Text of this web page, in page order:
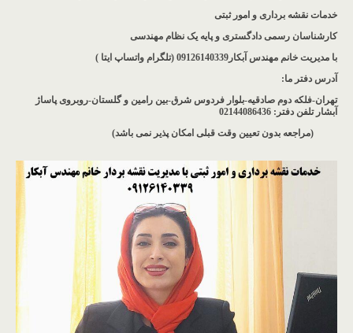
خدمات نقشه برداری و امور ثبتی
کارشناسان رسمی دادگستری و پایه یک نظام مهندسی
با مدیریت خانم مهندس آبکار09126140339 (تلگرام واتساپ ایتا )
آدرس دفتر ما:
تهران-فلکه دوم صادقیه-بلوار فردوس شرق-بین رامین و گلستان-روبروی پاساژ
آبشار تلفن دفتر: 02144086436
(مراجعه بدون تعیین وقت قبلی امکان پذیر نمی باشد)